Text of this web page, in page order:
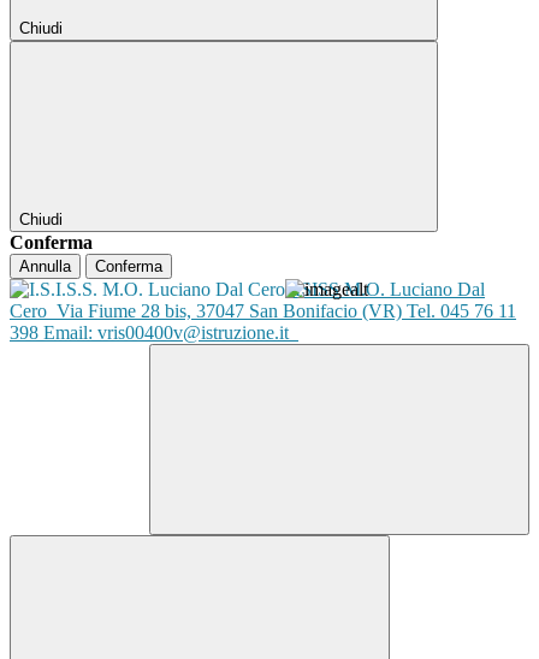
Chiudi
Chiudi
Conferma
Annulla Conferma
ISISS M.O. Luciano Dal
Cero Via Fiume 28 bis, 37047 San Bonifacio (VR) Tel. 045 76 11
398 Email: vris00400v@istruzione.it